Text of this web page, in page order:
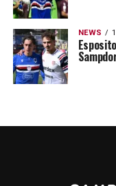
NEWS